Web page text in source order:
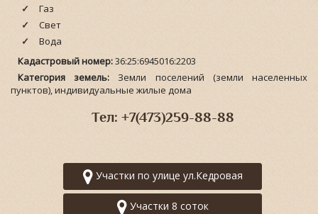
Газ
Свет
Вода
Кадастровый номер:36:25:6945016:2203
Категория земель: Земли поселений (земли населенных
пунктов), индивидуальные жилые дома
Тел: +7(473)259-88-88
Участки по улице ул.Кедровая
Участки 8 соток